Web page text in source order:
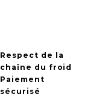
Respect de la
chaîne du froid
Paiement
sécurisé